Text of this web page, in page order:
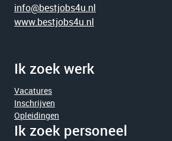
info@bestjobs4u.nl
www.bestjobs4u.nl
Ik zoek werk
Vacatures
Inschrijven
Opleidingen
Ik zoek personeel